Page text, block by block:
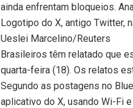
ainda enfrentam bloqueios.
Logotipo do X, antigo Twitter,
Ueslei Marcelino/Reuters
Brasileiros têm relatado que
quarta-feira (18). Os relatos
Segundo as postagens no
aplicativo do X, usando Wi-Fi